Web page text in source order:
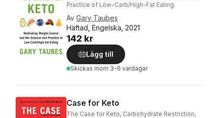
Practice of Low-Carb/High-Fat Eating
Av Gary Taubes
Häftad, Engelska, 2021
142 kr
Lägg till
Skickas inom 3-6 vardagar
Case for Keto
The Case for Keto, Carbohydrate Restriction,